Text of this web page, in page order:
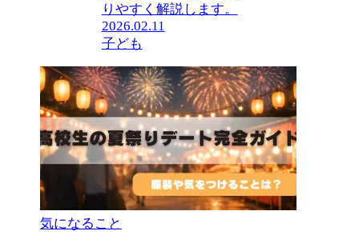
りやすく解説します。
2026.02.11
子ども
気になること